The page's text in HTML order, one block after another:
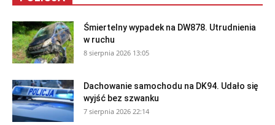
Śmiertelny wypadek na DW878. Utrudnienia
w ruchu
8 sierpnia 2026 13:05
Dachowanie samochodu na DK94. Udało się
wyjść bez szwanku
7 sierpnia 2026 22:14